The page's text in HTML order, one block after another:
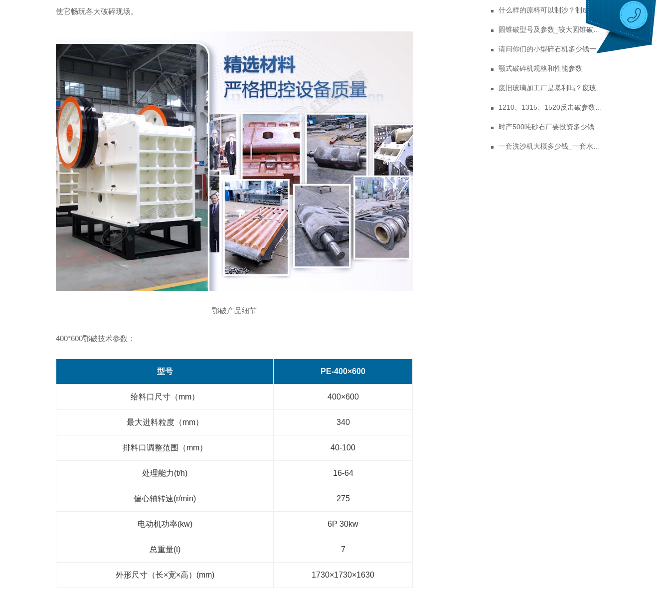
使它畅玩各大破碎现场。
鄂破产品细节
400*600鄂破技术参数：
型号 PE-400×600
给料口尺寸（mm） 400×600
最大进料粒度（mm） 340
排料口调整范围（mm） 40-100
处理能力(t/h) 16-64
偏心轴转速(r/min) 275
电动机功率(kw) 6P 30kw
总重量(t) 7
外形尺寸（长×宽×高）(mm) 1730×1730×1630
什么样的原料可以制沙？制成沙子成本多少
圆锥破型号及参数_较大圆锥破碎机型号
请问你们的小型碎石机多少钱一台？
颚式破碎机规格和性能参数
废旧玻璃加工厂是暴利吗？废玻璃加工设备多少钱？
1210、1315、1520反击破参数及价格
时产500吨砂石厂要投资多少钱 政府为什么不支持机制砂？
一套洗沙机大概多少钱_一套水洗砂设备价格